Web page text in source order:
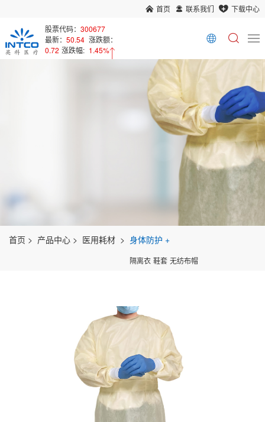
首页 联系我们
下载中心
股票代码：300677
最新：50.54 涨跌额：
0.72 涨跌幅: 1.45%
首页 产品中心 医用耗材 身体防护
隔离衣 鞋套 无纺布帽